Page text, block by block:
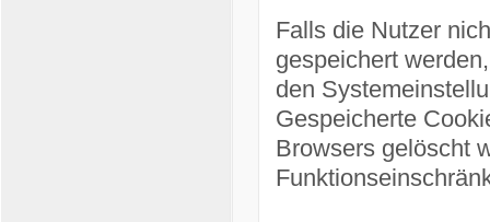
Falls die Nutzer
gespeichert
den
Gespeicherte
Browsers gelöscht